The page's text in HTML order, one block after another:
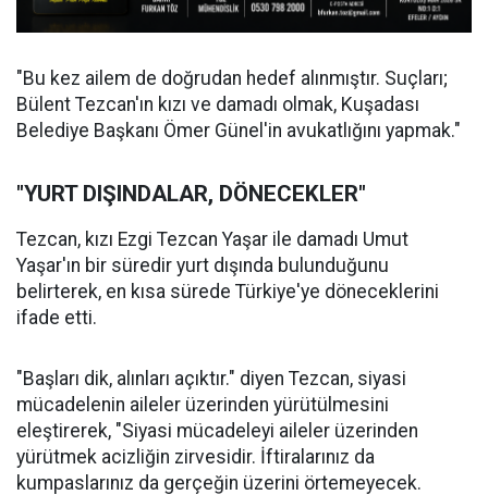
"Bu kez ailem de doğrudan hedef alınmıştır. Suçları;
Bülent Tezcan'ın kızı ve damadı olmak, Kuşadası
Belediye Başkanı Ömer Günel'in avukatlığını yapmak."
"YURT DIŞINDALAR, DÖNECEKLER"
Tezcan, kızı Ezgi Tezcan Yaşar ile damadı Umut
Yaşar'ın bir süredir yurt dışında bulunduğunu
belirterek, en kısa sürede Türkiye'ye döneceklerini
ifade etti.
"Başları dik, alınları açıktır." diyen Tezcan, siyasi
mücadelenin aileler üzerinden yürütülmesini
eleştirerek, "Siyasi mücadeleyi aileler üzerinden
yürütmek acizliğin zirvesidir. İftiralarınız da
kumpaslarınız da gerçeğin üzerini örtemeyecek.